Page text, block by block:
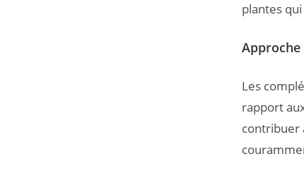
plantes
Les
rapport
contribuer